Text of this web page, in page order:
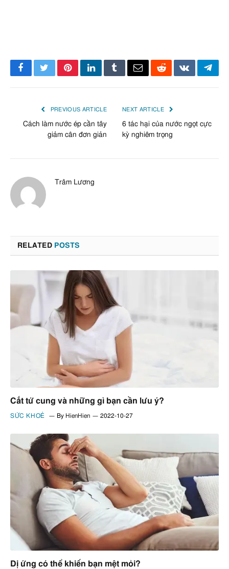
Facebook
TwitterPinterestLinkedInTumblrEmailRedditVKontakte
PREVIOUS ARTICLE
Cách làm nước ép cần tây
giảm cân đơn giản
NEXT ARTICLE
6 tác hại của nước ngọt cực
kỳ nghiêm trọng
Trâm Lương
RELATED POSTS
Cắt tử cung và những gì bạn cần lưu ý?
SỨC KHOẺ By HienHien 2022-10-27
Dị ứng có thể khiến bạn mệt mỏi?